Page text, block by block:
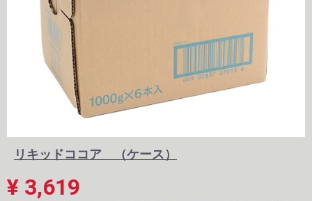
リキッドココア （ケース）
¥ 3,619